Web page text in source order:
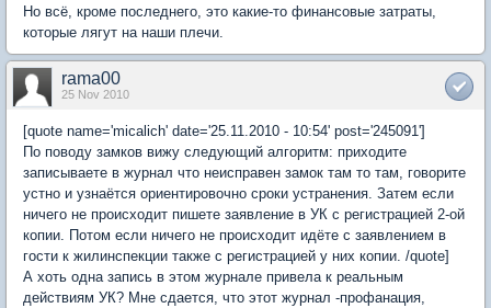
Но всё, кроме последнего, это какие-то финансовые затраты,
которые лягут на наши плечи.
rama00
25 Nov 2010
[quote name='micalich' date='25.11.2010 - 10:54' post='245091']
По поводу замков вижу следующий алгоритм: приходите
записываете в журнал что неисправен замок там то там, говорите
устно и узнаётся ориентировочно сроки устранения. Затем если
ничего не происходит пишете заявление в УК с регистрацией 2-ой
копии. Потом если ничего не происходит идёте с заявлением в
гости к жилинспекции также с регистрацией у них копии. /quote]
А хоть одна запись в этом журнале привела к реальным
действиям УК? Мне сдается, что этот журнал -профанация,